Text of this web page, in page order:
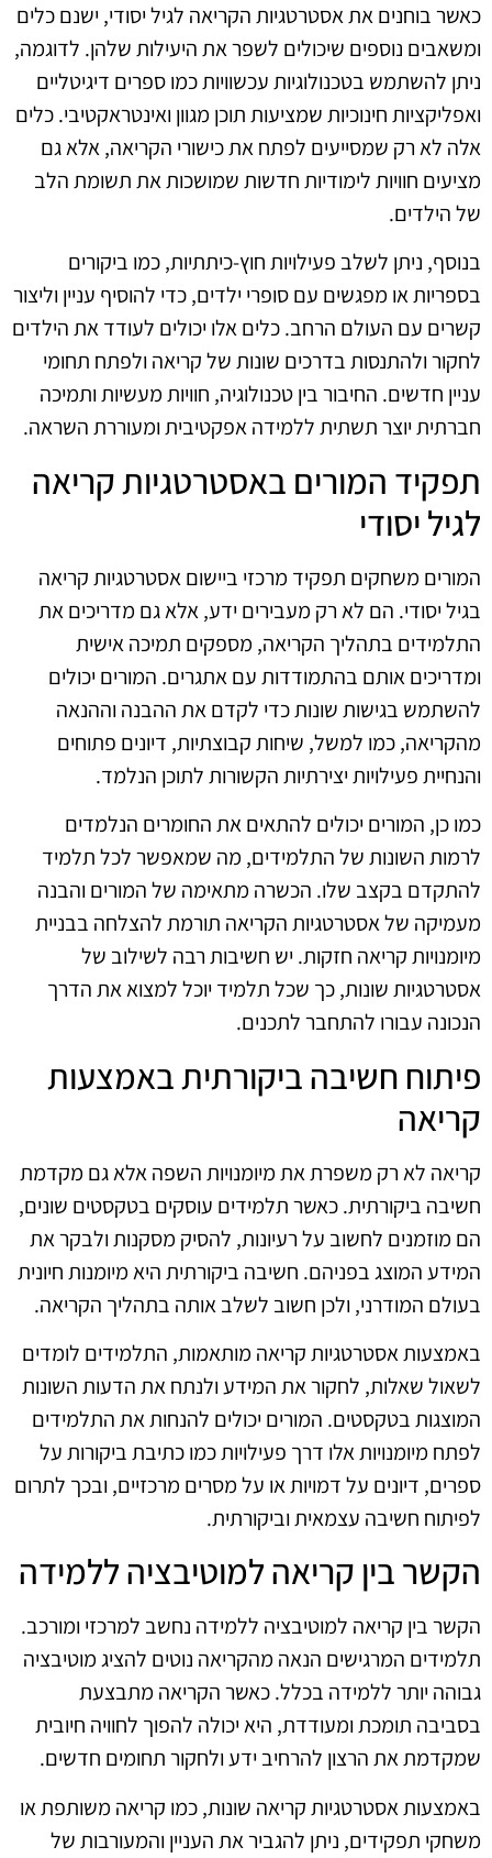
כאשר בוחנים את אסטרטגיות הקריאה לגיל יסודי, ישנם כלים
ומשאבים נוספים שיכולים לשפר את היעילות שלהן. לדוגמה,
ניתן להשתמש בטכנולוגיות עכשוויות כמו ספרים דיגיטליים
ואפליקציות חינוכיות שמציעות תוכן מגוון ואינטראקטיבי. כלים
אלה לא רק שמסייעים לפתח את כישורי הקריאה, אלא גם
מציעים חוויות לימודיות חדשות שמושכות את תשומת הלב
של הילדים.
בנוסף, ניתן לשלב פעילויות חוץ-כיתתיות, כמו ביקורים
בספריות או מפגשים עם סופרי ילדים, כדי להוסיף עניין וליצור
קשרים עם העולם הרחב. כלים אלו יכולים לעודד את הילדים
לחקור ולהתנסות בדרכים שונות של קריאה ולפתח תחומי
עניין חדשים. החיבור בין טכנולוגיה, חוויות מעשיות ותמיכה
חברתית יוצר תשתית ללמידה אפקטיבית ומעוררת השראה.
תפקיד המורים באסטרטגיות קריאה
לגיל יסודי
המורים משחקים תפקיד מרכזי ביישום אסטרטגיות קריאה
בגיל יסודי. הם לא רק מעבירים ידע, אלא גם מדריכים את
התלמידים בתהליך הקריאה, מספקים תמיכה אישית
ומדריכים אותם בהתמודדות עם אתגרים. המורים יכולים
להשתמש בגישות שונות כדי לקדם את ההבנה וההנאה
מהקריאה, כמו למשל, שיחות קבוצתיות, דיונים פתוחים
והנחיית פעילויות יצירתיות הקשורות לתוכן הנלמד.
כמו כן, המורים יכולים להתאים את החומרים הנלמדים
לרמות השונות של התלמידים, מה שמאפשר לכל תלמיד
להתקדם בקצב שלו. הכשרה מתאימה של המורים והבנה
מעמיקה של אסטרטגיות הקריאה תורמת להצלחה בבניית
מיומנויות קריאה חזקות. יש חשיבות רבה לשילוב של
אסטרטגיות שונות, כך שכל תלמיד יוכל למצוא את הדרך
הנכונה עבורו להתחבר לתכנים.
פיתוח חשיבה ביקורתית באמצעות
קריאה
קריאה לא רק משפרת את מיומנויות השפה אלא גם מקדמת
חשיבה ביקורתית. כאשר תלמידים עוסקים בטקסטים שונים,
הם מוזמנים לחשוב על רעיונות, להסיק מסקנות ולבקר את
המידע המוצג בפניהם. חשיבה ביקורתית היא מיומנות חיונית
בעולם המודרני, ולכן חשוב לשלב אותה בתהליך הקריאה.
באמצעות אסטרטגיות קריאה מותאמות, התלמידים לומדים
לשאול שאלות, לחקור את המידע ולנתח את הדעות השונות
המוצגות בטקסטים. המורים יכולים להנחות את התלמידים
לפתח מיומנויות אלו דרך פעילויות כמו כתיבת ביקורות על
ספרים, דיונים על דמויות או על מסרים מרכזיים, ובכך לתרום
לפיתוח חשיבה עצמאית וביקורתית.
הקשר בין קריאה למוטיבציה ללמידה
הקשר בין קריאה למוטיבציה ללמידה נחשב למרכזי ומורכב.
תלמידים המרגישים הנאה מהקריאה נוטים להציג מוטיבציה
גבוהה יותר ללמידה בכלל. כאשר הקריאה מתבצעת
בסביבה תומכת ומעודדת, היא יכולה להפוך לחוויה חיובית
שמקדמת את הרצון להרחיב ידע ולחקור תחומים חדשים.
באמצעות אסטרטגיות קריאה שונות, כמו קריאה משותפת או
משחקי תפקידים, ניתן להגביר את העניין והמעורבות של